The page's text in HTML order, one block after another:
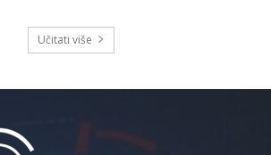
Učitati više